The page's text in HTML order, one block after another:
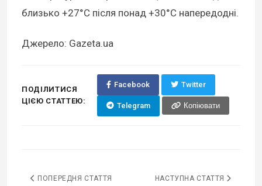
близько +27°C після понад +30°C напередодні.
Джерело: Gazeta.ua
ПОДІЛИТИСЯ
ЦІЄЮ СТАТТЕЮ:
Facebook Twitter
Telegram Копіювати
ПОПЕРЕДНЯ СТАТТЯ НАСТУПНА СТАТТЯ